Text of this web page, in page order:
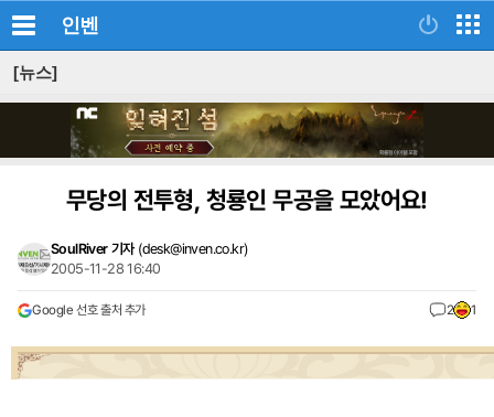
인벤
[뉴스]
무당의 전투형, 청룡인 무공을 모았어요!
SoulRiver 기자 (desk@inven.co.kr)
2005-11-28 16:40
Google 선호 출처 추가 2 1